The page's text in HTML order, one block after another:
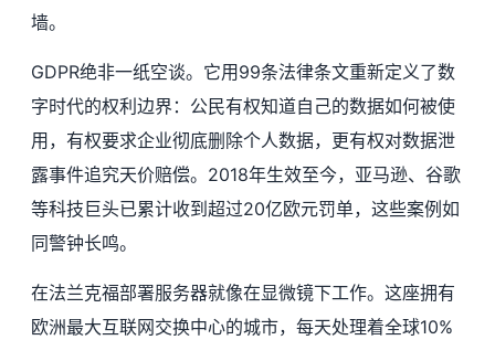
墙。
GDPR绝非一纸空谈。它用99条法律条文重新定义了数
字时代的权利边界：公民有权知道自己的数据如何被使
用，有权要求企业彻底删除个人数据，更有权对数据泄
露事件追究天价赔偿。2018年生效至今，亚马逊、谷歌
等科技巨头已累计收到超过20亿欧元罚单，这些案例如
同警钟长鸣。
在法兰克福部署服务器就像在显微镜下工作。这座拥有
欧洲最大互联网交换中心的城市，每天处理着全球10%